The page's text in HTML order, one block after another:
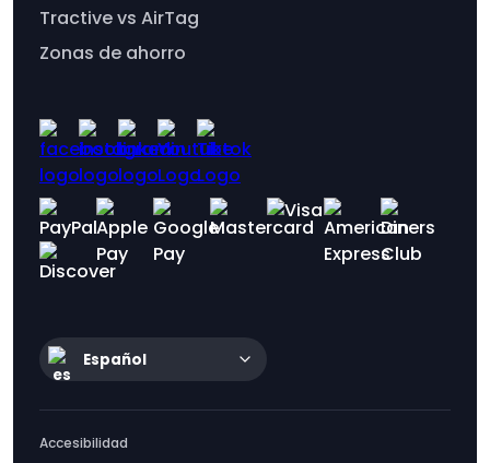
Tractive vs AirTag
Zonas de ahorro
Español
Accesibilidad